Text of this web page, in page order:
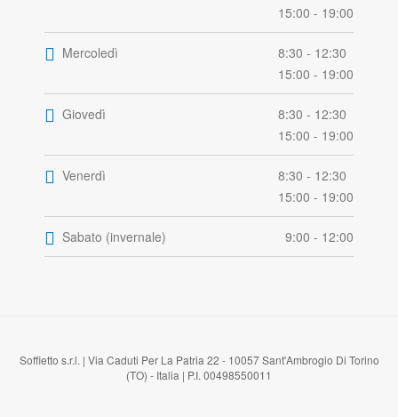
15:00 - 19:00
Mercoledì
8:30 - 12:30
15:00 - 19:00
Giovedì
8:30 - 12:30
15:00 - 19:00
Venerdì
8:30 - 12:30
15:00 - 19:00
Sabato (invernale) 9:00 - 12:00
Soffietto s.r.l. | Via Caduti Per La Patria 22 - 10057 Sant'Ambrogio Di Torino
(TO) - Italia | P.I. 00498550011